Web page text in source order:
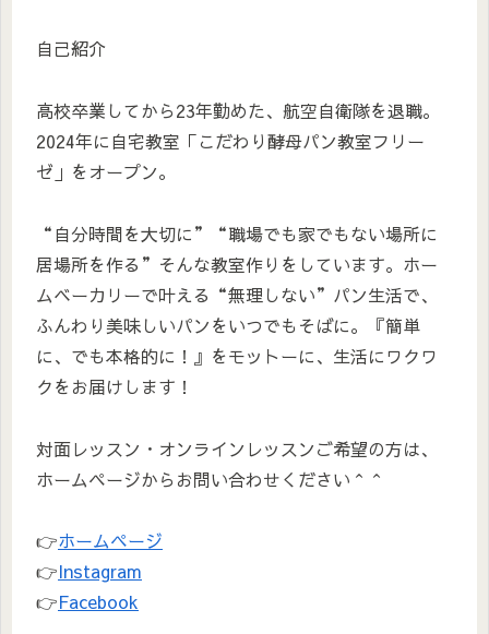
自己紹介
高校卒業してから23年勤めた、航空自衛隊を退職。
2024年に自宅教室「こだわり酵母パン教室フリー
ゼ」をオープン。
“自分時間を大切に”“職場でも家でもない場所に
居場所を作る”そんな教室作りをしています。ホー
ムベーカリーで叶える“無理しない”パン生活で、
ふんわり美味しいパンをいつでもそばに。『簡単
に、でも本格的に！』をモットーに、生活にワクワ
クをお届けします！
対面レッスン・オンラインレッスンご希望の方は、
ホームページからお問い合わせください＾＾
👉ホームページ
👉Instagram
👉Facebook